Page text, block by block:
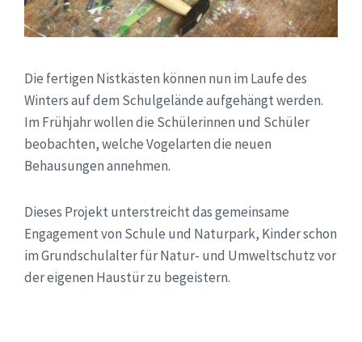
Die fertigen Nistkästen können nun im Laufe des
Winters auf dem Schulgelände aufgehängt werden.
Im Frühjahr wollen die Schülerinnen und Schüler
beobachten, welche Vogelarten die neuen
Behausungen annehmen.
Dieses Projekt unterstreicht das gemeinsame
Engagement von Schule und Naturpark, Kinder schon
im Grundschulalter für Natur- und Umweltschutz vor
der eigenen Haustür zu begeistern.